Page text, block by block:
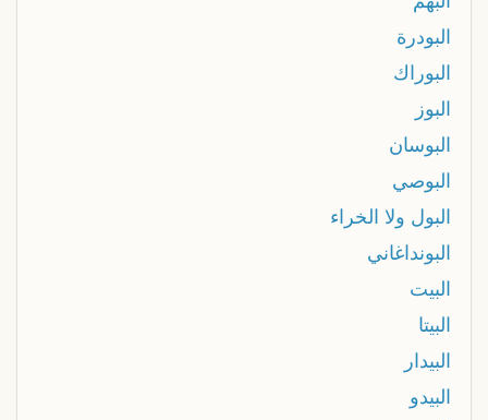
البودرة
البوراك
البوز
البوسان
البوصي
البول ولا الخراء
البونداغاني
البيت
البيتا
البيدار
البيدو